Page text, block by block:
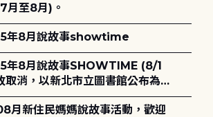
月至8月)。
年8月說故事showtime
年8月說故事SHOWTIME (8/1
消，以新北市立圖書館公布為
月新住民媽媽說故事活動，歡迎